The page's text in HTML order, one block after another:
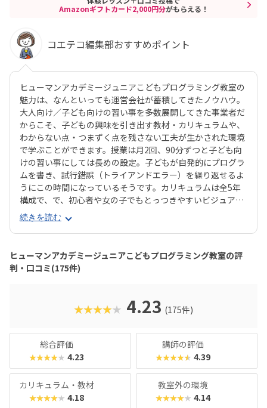
Amazonギフトカード2,000円分がもらえる！
コエテコ編集部おすすめポイント
ヒューマンアカデミージュニアこどもプログラミング教室の
魅力は、なんといっても運営会社が蓄積してきたノウハウ。
大人向け／子ども向けの習い事を多数展開してきた事業者だ
からこそ、子どもの興味を引き出す教材・カリキュラムや、
わからない点・つまずく点を残さない工夫が生かされた環境
で学ぶことができます。授業は月2回、90分ずつと子ども向
けの習い事にしては長めの設定。子どもが自発的にプログラ
ムを書き、試行錯誤（トライアンドエラー）を繰り返せるよ
うにこの時間になっているそうです。カリキュラムは全5年
構成で、で、初心者や女の子でもとっつきやすいビジュアル
プログラミングツール「Scratch（スクラッチ）」から初め
て、エンジニアが実際に使用するプログラミング言語「Java
Script」までステップアップすることができます。ベーシッ
クコースではマウス操作など、パソコンの操作自体から学べ
るので、自宅でまったくパソコンをさわったことのないお子
さんでも戸惑うことなく授業に入っていけるでしょう。大学
おきたい」方におすすめのスクールといえます。また、いず
れもヒューマンオリジナルの教材で学べるので、高クオリテ
続きを読む
ヒューマンアカデミージュニアこどもプログラミング教室の評
判・口コミ(175件)
★★★★★ 4.23 (175件)
総合評価
★★★★★ 4.23
講師の評価
★★★★★ 4.39
カリキュラム・教材
★★★★★ 4.18
教室外の環境
★★★★★ 4.14